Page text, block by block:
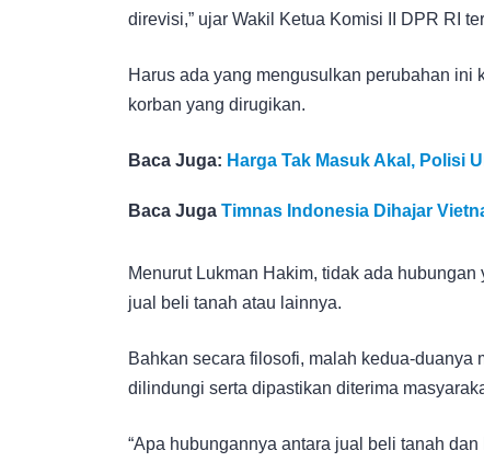
direvisi,” ujar Wakil Ketua Komisi II DPR RI
Harus ada yang mengusulkan perubahan
korban yang dirugikan.
Baca Juga: Harga Tak Masuk Akal, Polisi
Baca Juga Timnas Indonesia Dihajar
Menurut Lukman Hakim, tidak ada
jual beli tanah atau lainnya.
Bahkan secara filosofi, malah kedua-duanya
dilindungi serta dipastikan diterima
“Apa hubungannya antara jual beli tanah